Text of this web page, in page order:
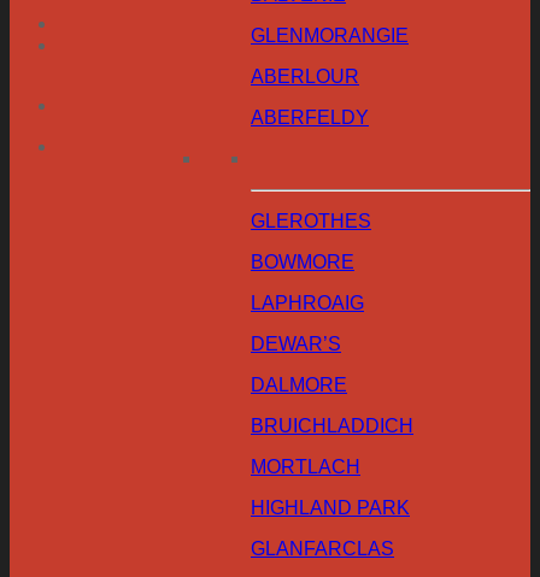
GLENMORANGIE
ABERLOUR
ABERFELDY
GLEROTHES
BOWMORE
LAPHROAIG
DEWAR’S
DALMORE
BRUICHLADDICH
MORTLACH
HIGHLAND PARK
GLANFARCLAS